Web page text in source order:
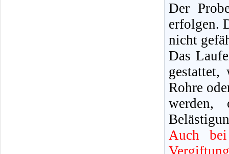
Der
erfolgen.
nicht
Das
gestattet,
Rohre
werden,
Auch